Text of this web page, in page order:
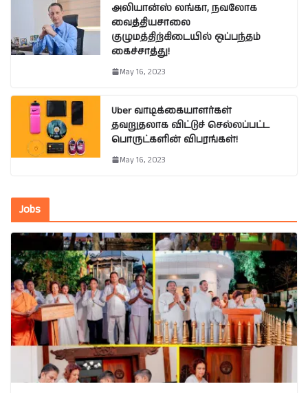
அலியான்ஸ் லங்கா, நவலோக
வைத்தியசாலை
குழுமத்திற்கிடையில் ஒப்பந்தம்
கைச்சாத்து!
May 16, 2023
Uber வாடிக்கையாளர்கள்
தவறுதலாக விட்டுச் செல்லப்பட்ட
பொருட்களின் விபரங்கள்!
May 16, 2023
Jobs